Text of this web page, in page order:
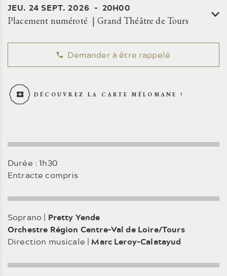
JEU. 24 SEPT. 2026 20H00
Placement numéroté Grand Théâtre de Tours
Demander à être rappelé
DÉCOUVREZ LA CARTE MÉLOMANE !
Durée : 1h30
Entracte compris
Soprano | Pretty Yende
Orchestre Région Centre-Val de Loire/Tours
Direction musicale |Marc Leroy-Calatayud